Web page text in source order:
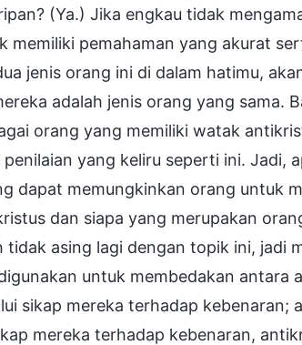
(Ya.) Jika engkau tidak
memiliki pemahaman yang akurat
jenis orang ini di dalam hatimu,
adalah jenis orang yang sama.
orang yang memiliki watak
yang keliru seperti ini. Jadi,
dapat memungkinkan orang untuk
dan siapa yang merupakan
tidak asing lagi dengan topik ini, jadi
untuk membedakan antara
sikap mereka terhadap kebenaran;
mereka terhadap kebenaran,